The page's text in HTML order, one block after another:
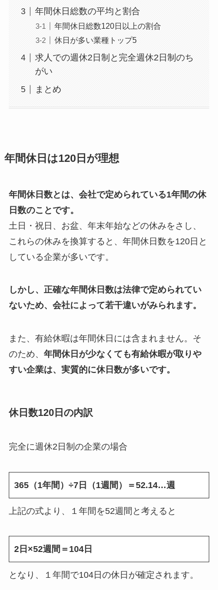
年間休日総数の平均と割合
年間休日総数120日以上の割合
休日が多い業種トップ5
求人での週休2日制と完全週休2日制のち
がい
まとめ
年間休日は120日が理想
年間休日数とは、会社で定められている1年間の休
日数のことです。
土日・祝日、お盆、年末年始などの休みをさし、
これらの休みを換算すると、年間休日数を120日と
している企業が多いです。
しかし、正確な年間休日数は法律で定められてい
ないため、会社によって若干違いがみられます。
また、有給休暇は年間休日には含まれません。そ
のため、 年間休日が少なくても有給休暇が取りや
すい企業は、実質的に休日数が多いです。
休日数120日の内訳
完全に週休2日制の企業の場合
365（1年間）÷7日（1週間）＝52.14…週
上記の式より、１年間を52週間と考えると
2日×52週間＝104日
となり、１年間で104日の休日が確定されます。